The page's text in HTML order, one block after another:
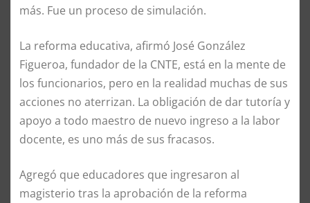
más. Fue un proceso de simulación.
La reforma educativa, afirmó José González
Figueroa, fundador de la CNTE, está en la mente de
los funcionarios, pero en la realidad muchas de sus
acciones no aterrizan. La obligación de dar tutoría y
apoyo a todo maestro de nuevo ingreso a la labor
docente, es uno más de sus fracasos.
Agregó que educadores que ingresaron al
magisterio tras la aprobación de la reforma